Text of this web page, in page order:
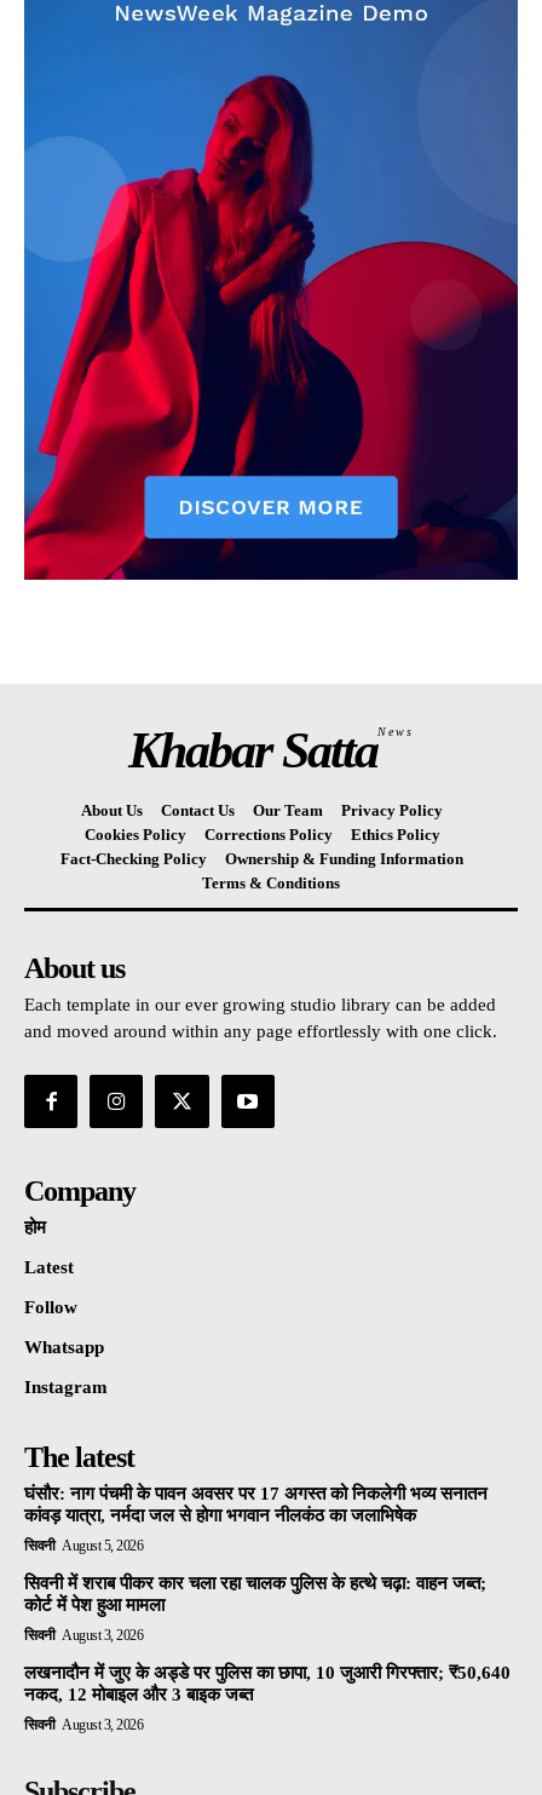
Khabar SattaNews
About Us Contact Us Our Team
Privacy Policy
Cookies Policy
Corrections Policy
Ethics Policy
Fact-Checking Policy
Ownership & Funding Information
Terms & Conditions
About us
Each template in our ever growing studio library can be added
and moved around within any page effortlessly with one click.
Company
होम
Latest
Follow
Whatsapp
Instagram
The latest
घंसौर: नाग पंचमी के पावन अवसर पर 17 अगस्त को निकलेगी भव्य सनातन
कांवड़ यात्रा, नर्मदा जल से होगा भगवान नीलकंठ का जलाभिषेक
सिवनी August 5, 2026
सिवनी में शराब पीकर कार चला रहा चालक पुलिस के हत्थे चढ़ा: वाहन जब्त;
कोर्ट में पेश हुआ मामला
सिवनी August 3, 2026
लखनादौन में जुए के अड्डे पर पुलिस का छापा, 10 जुआरी गिरफ्तार; ₹50,640
नकद, 12 मोबाइल और 3 बाइक जब्त
सिवनी August 3, 2026